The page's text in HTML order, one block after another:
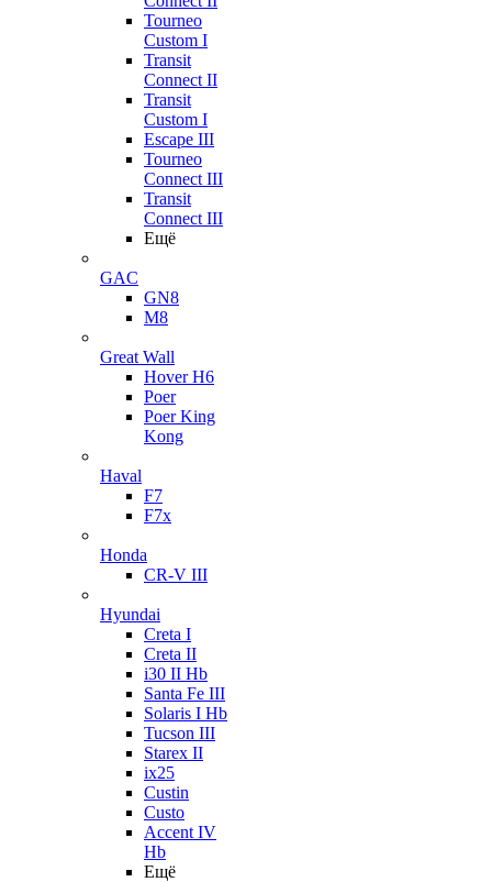
Tourneo
Custom I
Transit
Connect II
Transit
Custom I
Escape III
Tourneo
Connect III
Transit
Connect III
Ещё
GAC
GN8
M8
Great Wall
Hover H6
Poer
Poer King
Kong
Haval
F7
F7x
Honda
CR-V III
Hyundai
Creta I
Creta II
i30 II Hb
Santa Fe III
Solaris I Hb
Tucson III
Starex II
ix25
Custin
Custo
Accent IV
Hb
Ещё